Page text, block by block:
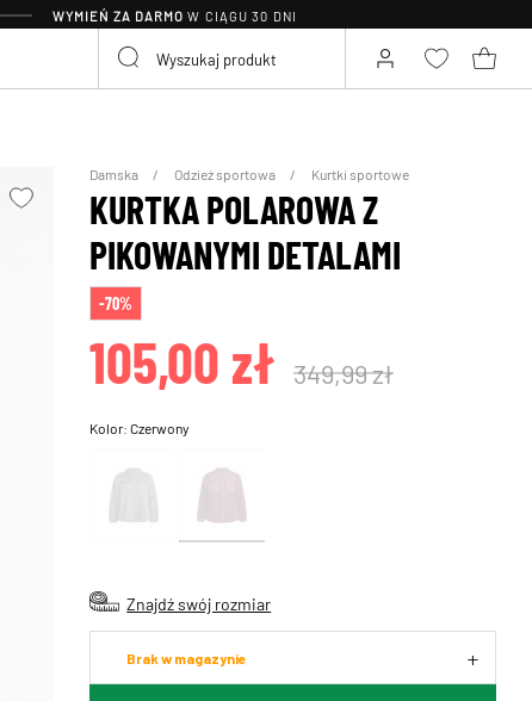
WYMIEŃ ZA DARMO W CIĄGU 30 DNI
Damska Odzież sportowa Kurtki sportowe
KURTKA POLAROWA Z
PIKOWANYMI DETALAMI
-70%
105,00 zł 349,99 zł
Kolor:Czerwony
Znajdź swój rozmiar
Brak w magazynie